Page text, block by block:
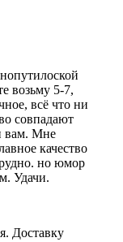
возьму 5-7,
всё что ни
совпадают
вам. Мне
качество
но юмор
Удачи.
Доставку